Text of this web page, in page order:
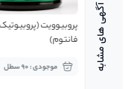
پروبیوویت
فانتوم)
موجودی : 90 سطل